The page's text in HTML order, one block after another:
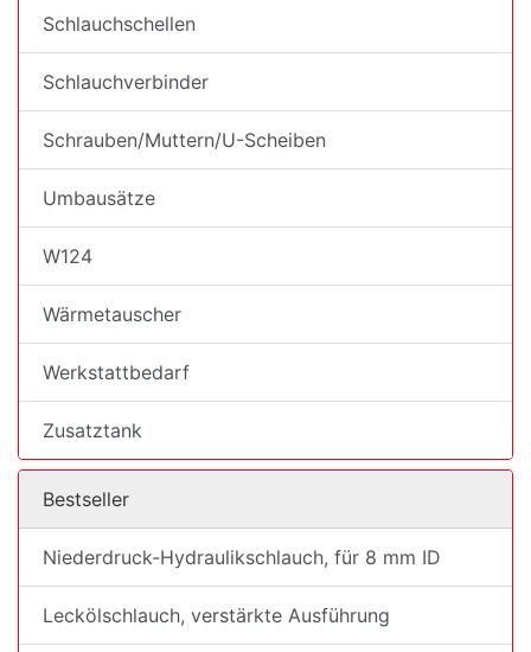
Schlauchschellen
Schlauchverbinder
Schrauben/Muttern/U-Scheiben
Umbausätze
W124
Wärmetauscher
Werkstattbedarf
Zusatztank
Bestseller
Niederdruck-Hydraulikschlauch, für 8 mm ID
Leckölschlauch, verstärkte Ausführung